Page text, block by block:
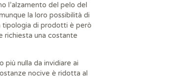
l’alzamento del pelo del
la loro possibilità di
tipologia di prodotti è però
richiesta una costante
nulla da invidiare ai
nocive è ridotta al